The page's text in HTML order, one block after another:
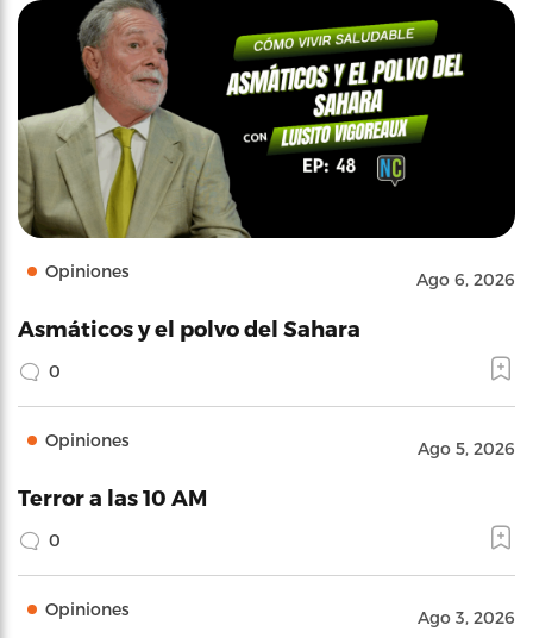
Opiniones Ago 6, 2026
Asmáticos y el polvo del Sahara
0
Opiniones Ago 5, 2026
Terror a las 10 AM
0
Opiniones Ago 3, 2026